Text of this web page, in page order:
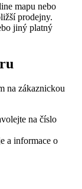
mapu nebo
prodejny.
jiný platný
na zákaznickou
na číslo
a informace o